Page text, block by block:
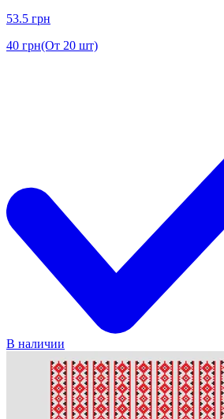
53.5 грн
40 грн(От 20 шт)
В наличии